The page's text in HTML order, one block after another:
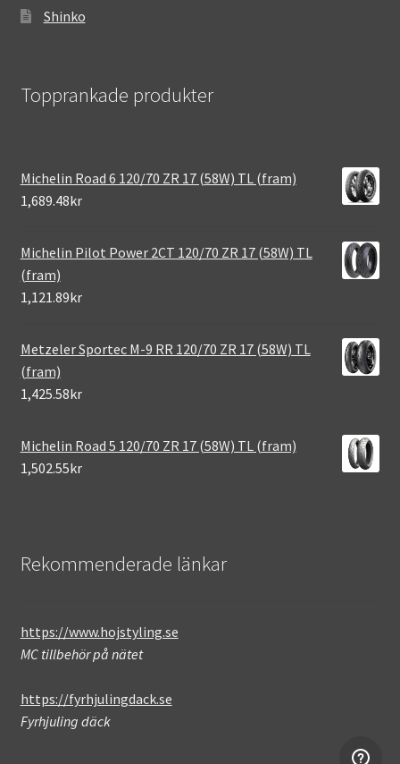
Shinko
Topprankade produkter
Michelin Road 6 120/70 ZR 17 (58W) TL (fram)
1,689.48kr
Michelin Pilot Power 2CT 120/70 ZR 17 (58W) TL
(fram)
1,121.89kr
Metzeler Sportec M-9 RR 120/70 ZR 17 (58W) TL
(fram)
1,425.58kr
Michelin Road 5 120/70 ZR 17 (58W) TL (fram)
1,502.55kr
Rekommenderade länkar
https://www.hojstyling.se
MC tillbehör på nätet
https://fyrhjulingdack.se
Fyrhjuling däck